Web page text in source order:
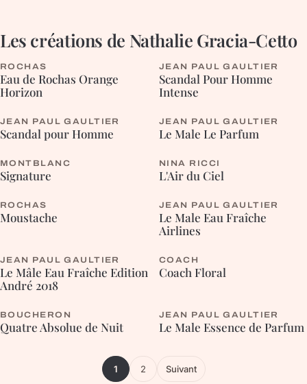
Les créations de Nathalie Gracia-Cetto
FLEURIE
ROCHAS
Eau de Rochas Orange
Horizon
BOISÉE
JEAN PAUL GAULTIER
Scandal Pour Homme
Intense
BOISÉE
JEAN PAUL GAULTIER
Scandal pour Homme ORIENTALE
JEAN PAUL GAULTIER
Le Male Le Parfum
ORIENTALE
MONTBLANC
Signature FLEURIE
NINA RICCI
L'Air du Ciel
BOISÉE
ROCHAS
Moustache AROMATIQUE
JEAN PAUL GAULTIER
Le Male Eau Fraîche
Airlines
AROMATIQUE
JEAN PAUL GAULTIER
Le Mâle Eau Fraîche Edition
André 2018
FLEURIE
COACH
Coach Floral
FLEURIE
BOUCHERON
Quatre Absolue de Nuit ORIENTALE
JEAN PAUL GAULTIER
Le Male Essence de Parfum
1 2 Suivant